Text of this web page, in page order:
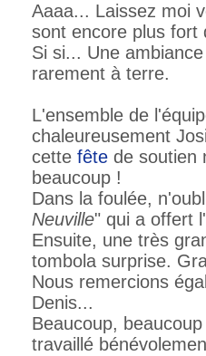
Aaaa... Laissez moi
sont encore plus
Si si... Une
rarement à terre.
L'ensemble de
chaleureusement
cette fête de soutien
beaucoup !
Dans la foulée,
Neuville" qui a offert
Ensuite, une très
tombola surprise.
Nous remercions
Denis...
Beaucoup,
travaillé